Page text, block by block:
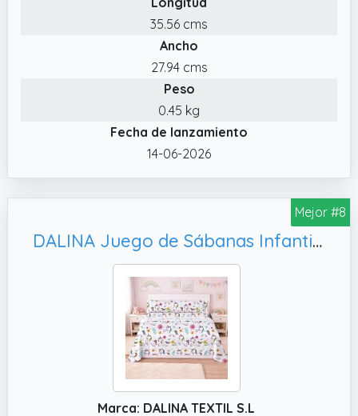
encimera, bajera ajustable y funda de
almohada Ajuste perfecto: bajera con
elástico, apta para colchones de hasta 30
✔️ ¡Sueños mágicos con sus personajes
favoritos! Transforma la habitación infantil
con este juego de sábanas de 3 piezas con
licencia oficial Disney y Marvel, combinando
35.56 cms
Ancho
27.94 cms
Peso
0.45 kg
Fecha de lanzamiento
14-06-2026
Mejor #8
DALINA Juego de Sábanas Infantil 3 Piezas para Cama 90 - Sábanas Bajera Ajustable para Cama 90x190cm, Unicornios Blanco
Marca: DALINA TEXTIL S.L